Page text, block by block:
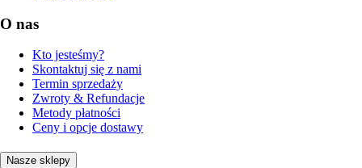
O nas
Kto jesteśmy?
Skontaktuj się z nami
Termin sprzedaży
Zwroty & Refundacje
Metody płatności
Ceny i opcje dostawy
Nasze sklepy